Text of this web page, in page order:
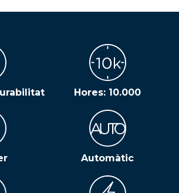
Hores: 10.000
Automàtic